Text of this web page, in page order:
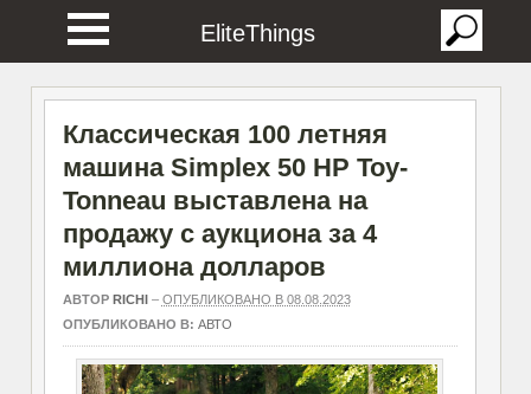
EliteThings
Классическая 100 летняя
машина Simplex 50 HP Toy-
Tonneau выставлена на
продажу с аукциона за 4
миллиона долларов
АВТОР RICHI– ОПУБЛИКОВАНО В 08.08.2023
ОПУБЛИКОВАНО В: АВТО